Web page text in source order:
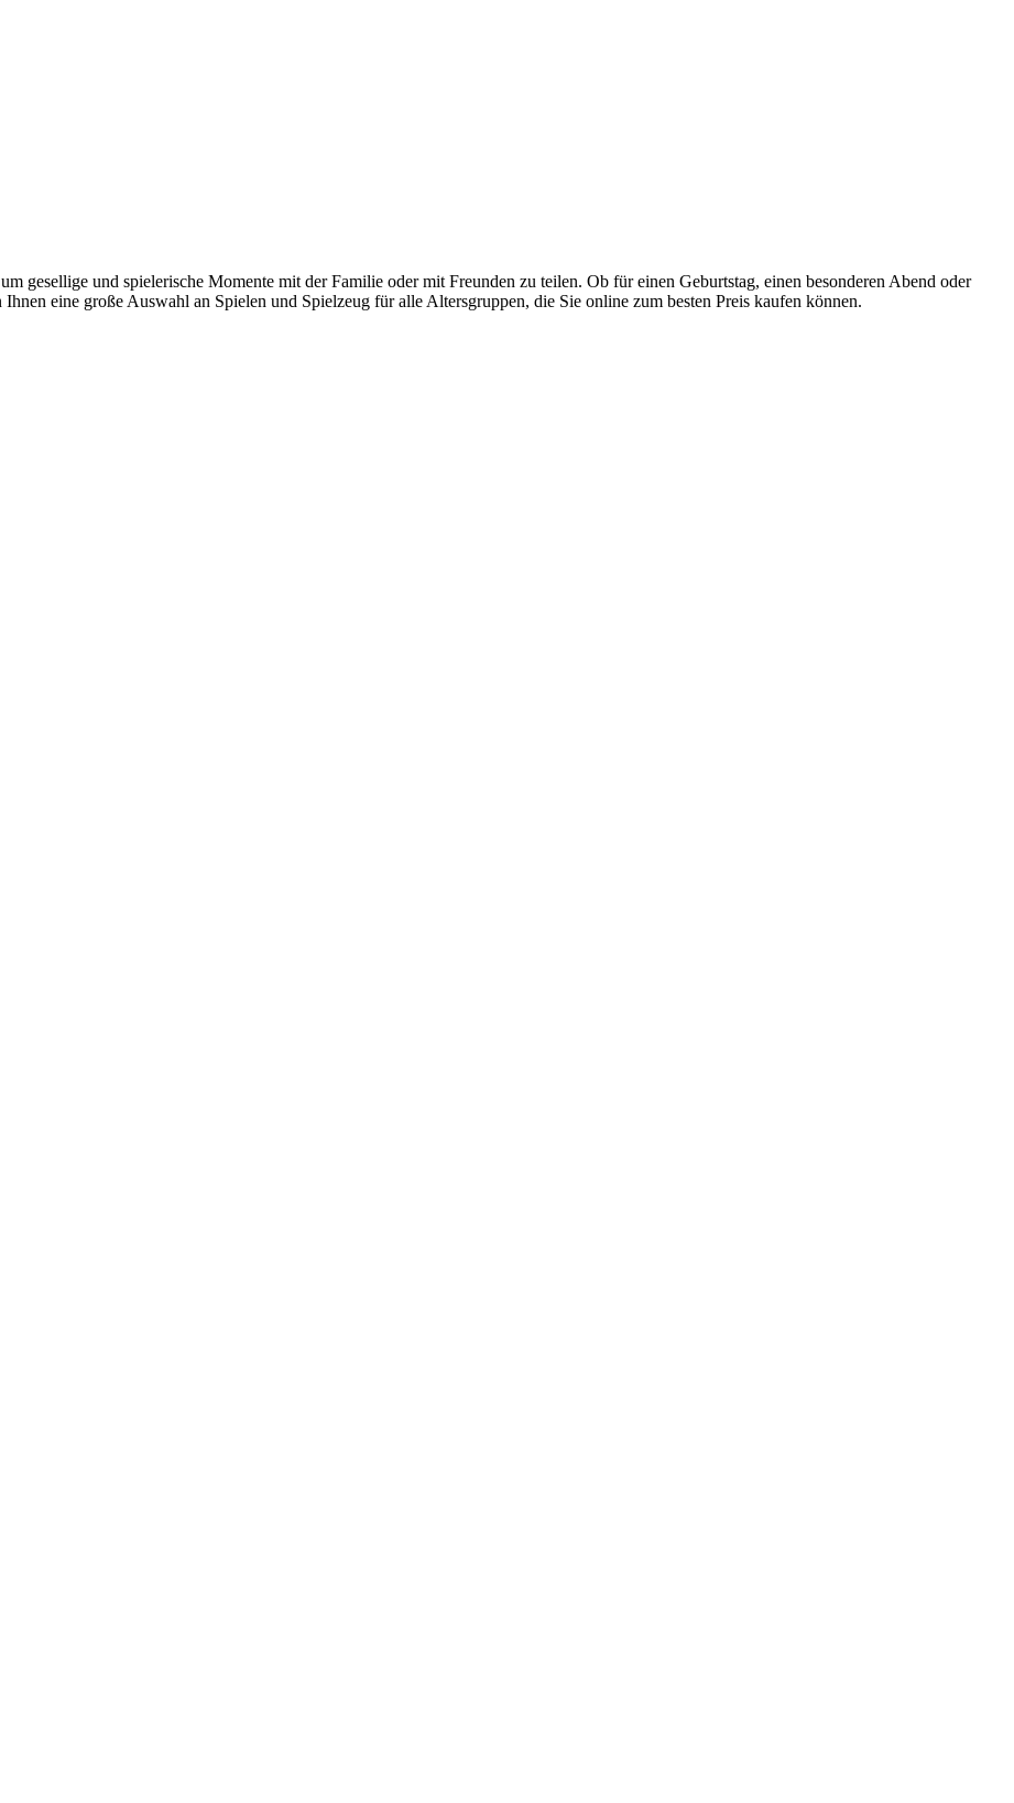
gesellige und spielerische Momente mit der Familie oder mit Freunden zu teilen. Ob für einen Geburtstag, einen besonderen Abend oder
eine große Auswahl an Spielen und Spielzeug für alle Altersgruppen, die Sie online zum besten Preis kaufen können.